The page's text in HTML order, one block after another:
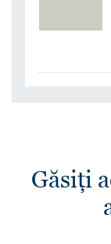
Găsiţi